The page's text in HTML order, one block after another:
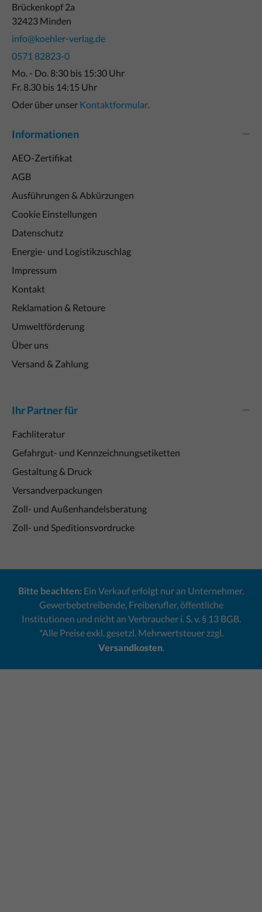
Brückenkopf 2a
32423 Minden
info@koehler-verlag.de
0571 82823-0
Mo. - Do. 8:30 bis 15:30 Uhr
Fr. 8.30 bis 14:15 Uhr
Oder über unser Kontaktformular
Informationen
AEO-Zertifikat
AGB
Ausführungen & Abkürzungen
Cookie Einstellungen
Datenschutz
Energie- und Logistikzuschlag
Impressum
Kontakt
Reklamation & Retoure
Umweltförderung
Über uns
Versand & Zahlung
Ihr Partner für
Fachliteratur
Gefahrgut- und Kennzeichnungsetiketten
Gestaltung & Druck
Versandverpackungen
Zoll- und Außenhandelsberatung
Zoll- und Speditionsvordrucke
Bitte beachten: Ein Verkauf erfolgt nur an Unternehmer,
Gewerbebetreibende, Freiberufler, öffentliche
Institutionen und nicht an Verbraucher i. S. v. § 13 BGB.
*Alle Preise exkl. gesetzl. Mehrwertsteuer zzgl.
Versandkosten.